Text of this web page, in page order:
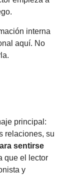
interna
aquí. No
principal:
relaciones, su
sentirse
que el lector
y